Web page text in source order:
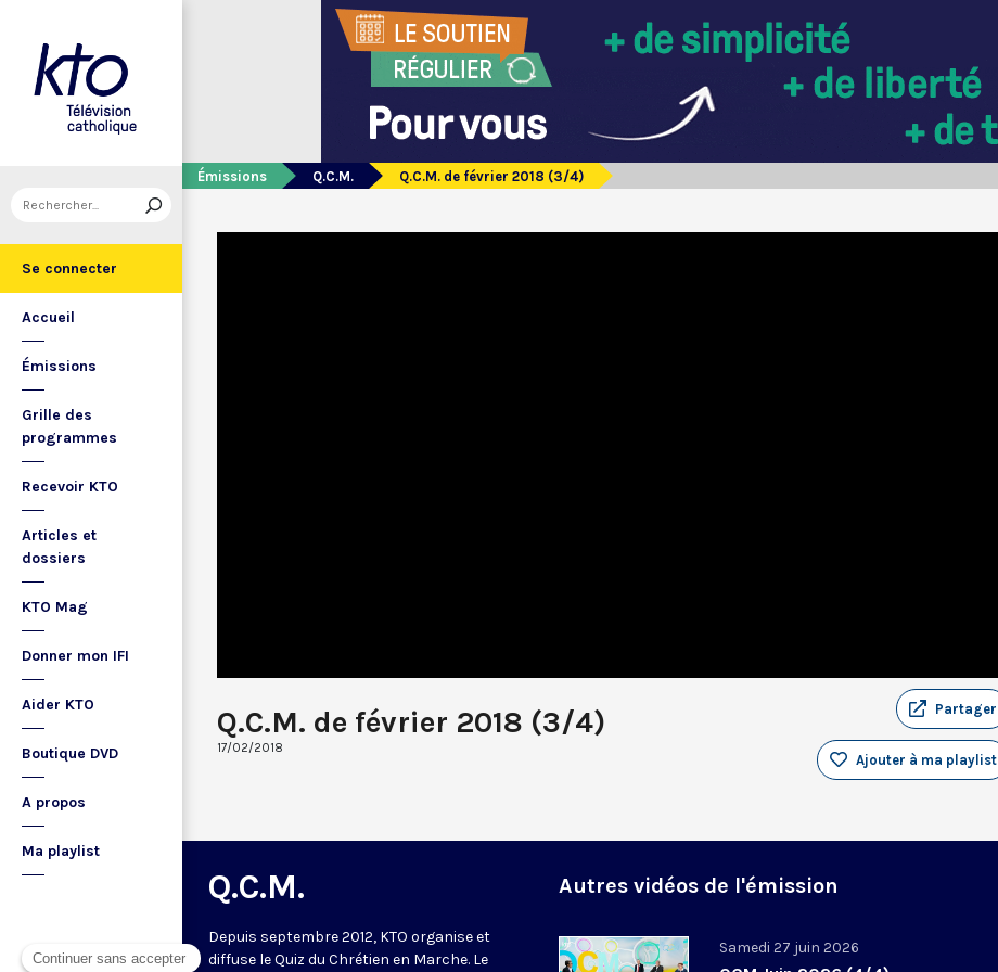
Se connecter
Accueil
Émissions
Grille des
programmes
Recevoir KTO
Articles et
dossiers
KTO Mag
Donner mon IFI
Aider KTO
Boutique DVD
A propos
Ma playlist
Émissions Q.C.M. Q.C.M. de février 2018 (3/4)
Q.C.M. de février 2018 (3/4)
17/02/2018
Partager
Ajouter à ma playlist
Q.C.M.
Depuis septembre 2012, KTO organise et
diffuse le Quiz du Chrétien en Marche. Le
Autres vidéos de l'émission
Samedi 27 juin 2026